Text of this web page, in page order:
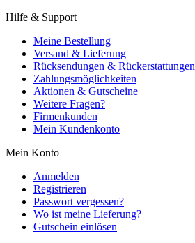
Hilfe & Support
Meine Bestellung
Versand & Lieferung
Rücksendungen & Rückerstattungen
Zahlungsmöglichkeiten
Aktionen & Gutscheine
Weitere Fragen?
Firmenkunden
Mein Kundenkonto
Mein Konto
Anmelden
Registrieren
Passwort vergessen?
Wo ist meine Lieferung?
Gutschein einlösen